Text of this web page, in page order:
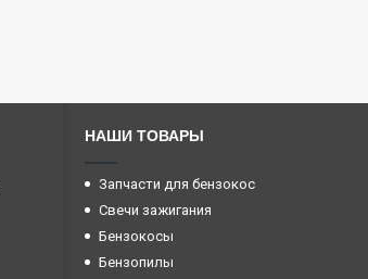
НАШИ ТОВАРЫ
Запчасти для бензокос
Свечи зажигания
Бензокосы
Бензопилы